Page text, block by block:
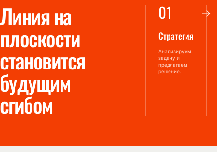
Линия на
плоскости
становится
будущим
сгибом
01
Стратегия
Анализируем
задачу и
предлагаем
решение.